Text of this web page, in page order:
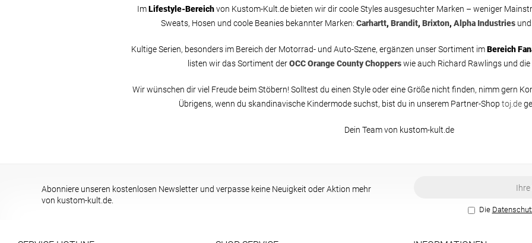
ImLifestyle-Bereichvon Kustom-Kult.de bieten wir dir coole Styles ausgesuchter Marken – weniger
Sweats, Hosen und coole Beanies bekannter Marken: Carhartt, Brandit, Brixton, Alpha Industriesund
Kultige Serien, besonders im Bereich der Motorrad- und Auto-Szene, ergänzen unser Sortiment imBereich
listen wir das Sortiment derOCC Orange County Chopperswie auch Richard Rawlings und die
Wir wünschen dir viel Freude beim Stöbern! Solltest du einen Style oder eine Größe nicht finden, nimm gern
Übrigens, wenn du skandinavische Kindermode suchst, bist du in unserem Partner-Shop toj.de
Dein Team von kustom-kult.de
Abonniere unseren kostenlosen Newsletter und verpasse keine Neuigkeit oder Aktion mehr
von kustom-kult.de.
Die